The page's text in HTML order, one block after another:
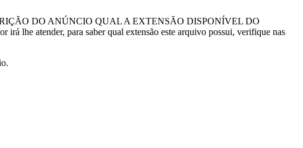
DO ANÚNCIO QUAL A EXTENSÃO DISPONÍVEL DO
lhe atender, para saber qual extensão este arquivo possui, verifique nas